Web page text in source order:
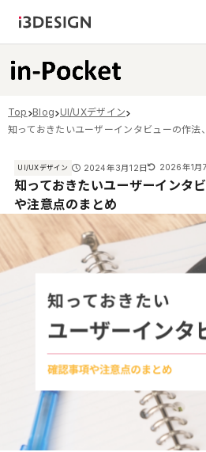
Top Blog UI/UXデザイン
知っておきたいユーザーインタビューの作法
UI/UXデザイン 2024年3月12日 2026年1月
知っておきたいユーザーインタ
や注意点のまとめ